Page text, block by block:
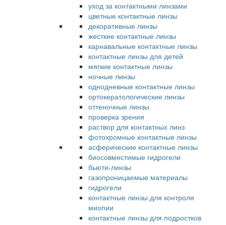
уход за контактными линзами
цветные контактные линзы
декоративные линзы
жесткие контактные линзы
карнавальные контактные линзы
контактные линзы для детей
мягкие контактные линзы
ночные линзы
однодневные контактные линзы
ортокератологические линзы
оттеночные линзы
проверка зрения
раствор для контактных линз
фотохромные контактные линзы
асферические контактные линзы
биосовместимые гидрогели
бьюти-линзы
газопроницаемые материалы
гидрогели
контактные линзы для контроля
миопии
контактные линзы для подростков